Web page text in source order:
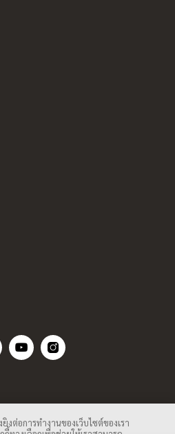
งต่อการทำงานของเว็บไซต์ของเรา